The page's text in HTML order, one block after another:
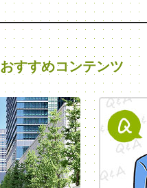
おすすめコンテンツ